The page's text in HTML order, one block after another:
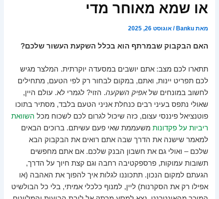
או שמא מאוחר מדי
מאתBanku
/אוגוסט 26, 2025
האם הבקבוק שבמרתף הוא בכלל השקעת העשור שלכם?
תתארו לכם מצב: אתם יושבים במסעדה יוקרתית. המלצר מגיש
לכם תפריט יינות, ואתם, במקום לבחור רק לפי הטעם, מתחילים
לחשוב במונחים שלאפיק השקעה. הזוי? לגמרי לא. עולם היין,
שאולי נתפס בעיני רבים כנחלת אניני הטעם בלבד, מסתיר בתוכו
פוטנציאל פיננסי עצום, כזה שיכול לגרום לכם לשכוח מכל השוואת
ריביות על פקדונות משעממת שאי פעם עשיתם. ברוכים הבאים
למאמר שישנה את הדרך שבה אתם רואים את הבקבוק הבא
שלכם – ואולי גם את חשבון הבנק שלכם. אם אתם מחפשים
תשובות עמוקות, פרספקטיבה רחבה וגם קצת חיוך על הדרך,
הגעתם למקום הנכון. תתכוננו לגלות איך להפוך את האהבה (או
אפילו רק את הסקרנות) ליין, למנוף כלכלי אמיתי, בלי כל הבולשיט